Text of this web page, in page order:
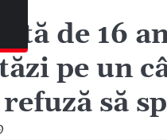
de 16
pe un
să